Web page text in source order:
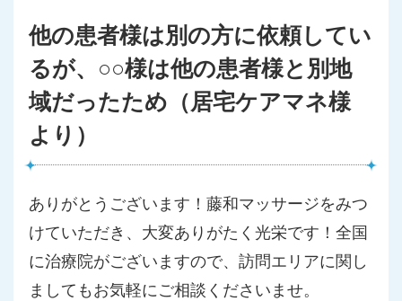
他の患者様は別の方に依頼してい
るが、○○様は他の患者様と別地
域だったため（居宅ケアマネ様
より）
ありがとうございます！藤和マッサージをみつ
けていただき、大変ありがたく光栄です！全国
に治療院がございますので、訪問エリアに関し
ましてもお気軽にご相談くださいませ。